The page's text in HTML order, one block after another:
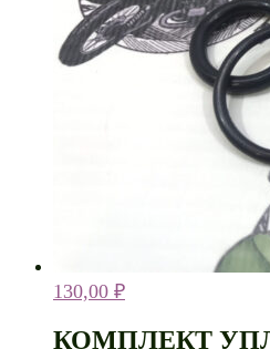
130,00 ₽
КОМПЛЕКТ